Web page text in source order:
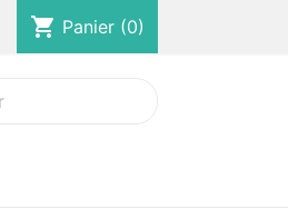
shopping_cart Panier (0)